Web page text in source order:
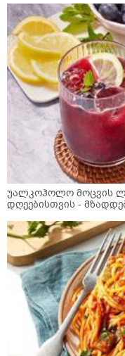
უალკოჰოლო მოცვის
დღეებისთვის -